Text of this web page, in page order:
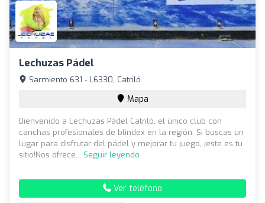
Lechuzas Pádel
Sarmiento 631 - L6330, Catriló
Mapa
Bienvenido a Lechuzas Pádel Catriló, el único club con
canchas profesionales de blindex en la región. Si buscas un
lugar para disfrutar del pádel y mejorar tu juego, ¡este es tu
sitio!Nos ofrece... Seguir leyendo
Ver teléfono